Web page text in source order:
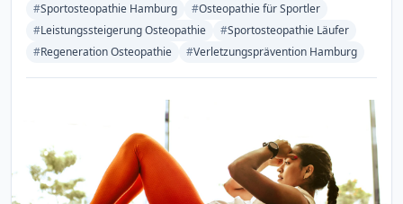
#Sportosteopathie Hamburg #Osteopathie für Sportler
#Leistungssteigerung Osteopathie #Sportosteopathie Läufer
#Regeneration Osteopathie #Verletzungsprävention Hamburg